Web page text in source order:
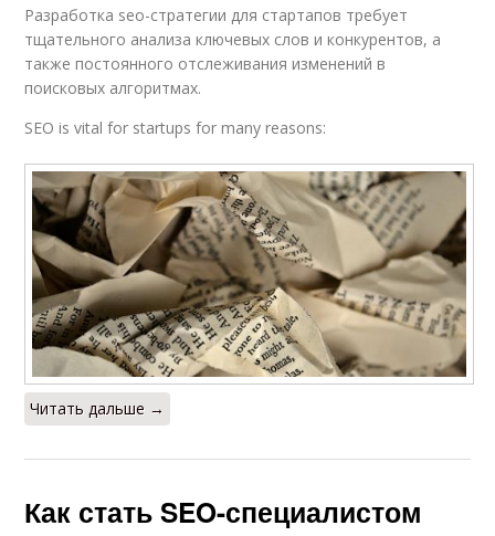
Разработка seo-стратегии для стартапов требует
тщательного анализа ключевых слов и конкурентов, а
также постоянного отслеживания изменений в
поисковых алгоритмах.
SEO is vital for startups for many reasons:
Читать дальше →
Как стать SEO-специалистом